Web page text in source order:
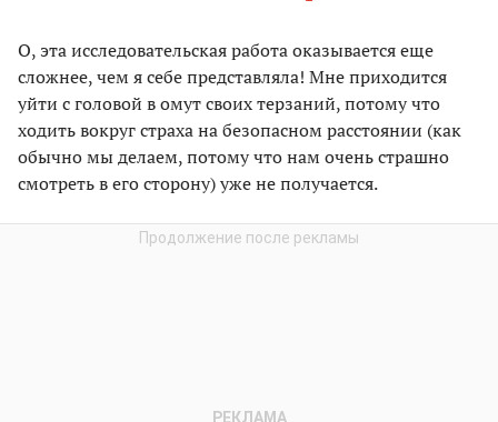
О, эта исследовательская работа оказывается еще
сложнее, чем я себе представляла! Мне приходится
уйти с головой в омут своих терзаний, потому что
ходить вокруг страха на безопасном расстоянии (как
обычно мы делаем, потому что нам очень страшно
смотреть в его сторону) уже не получается.